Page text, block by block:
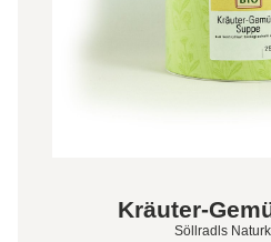
Kräuter-
Söllradls